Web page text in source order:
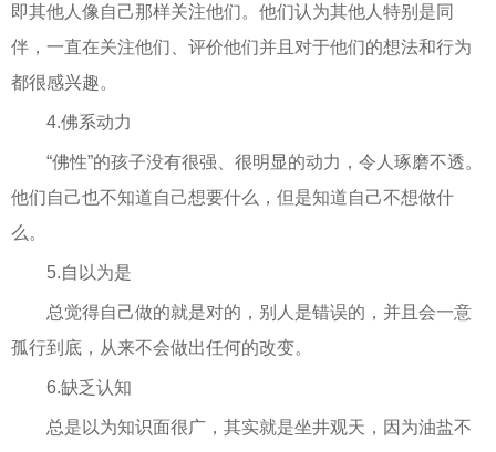
即其他人像自己那样关注他们。他们认为其他人特别是同
伴，一直在关注他们、评价他们并且对于他们的想法和行为
都很感兴趣。
4.佛系动力
“佛性”的孩子没有很强、很明显的动力，令人琢磨不透。
他们自己也不知道自己想要什么，但是知道自己不想做什
么。
5.自以为是
总觉得自己做的就是对的，别人是错误的，并且会一意
孤行到底，从来不会做出任何的改变。
6.缺乏认知
总是以为知识面很广，其实就是坐井观天，因为油盐不